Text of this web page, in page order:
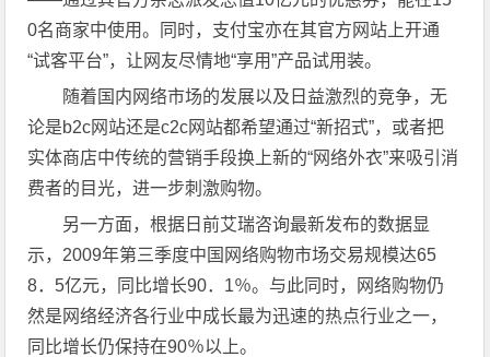
0名商家中使用。同时，支付宝亦在其官方网站上开通
“试客平台”，让网友尽情地“享用”产品试用装。
随着国内网络市场的发展以及日益激烈的竞争，无
论是b2c网站还是c2c网站都希望通过“新招式”，或者把
实体商店中传统的营销手段换上新的“网络外衣”来吸引消
费者的目光，进一步刺激购物。
另一方面，根据日前艾瑞咨询最新发布的数据显
示，2009年第三季度中国网络购物市场交易规模达65
8．5亿元，同比增长90．1％。与此同时，网络购物仍
然是网络经济各行业中成长最为迅速的热点行业之一，
同比增长仍保持在90％以上。